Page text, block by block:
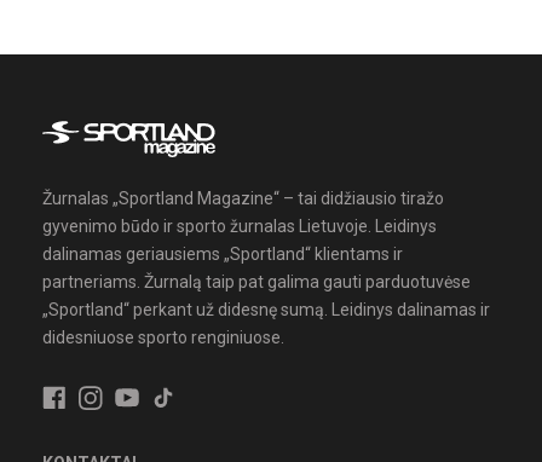
Žurnalas „Sportland Magazine“ – tai didžiausio tiražo
gyvenimo būdo ir sporto žurnalas Lietuvoje. Leidinys
dalinamas geriausiems „Sportland“ klientams ir
partneriams. Žurnalą taip pat galima gauti parduotuvėse
„Sportland“ perkant už didesnę sumą. Leidinys dalinamas ir
didesniuose sporto renginiuose.